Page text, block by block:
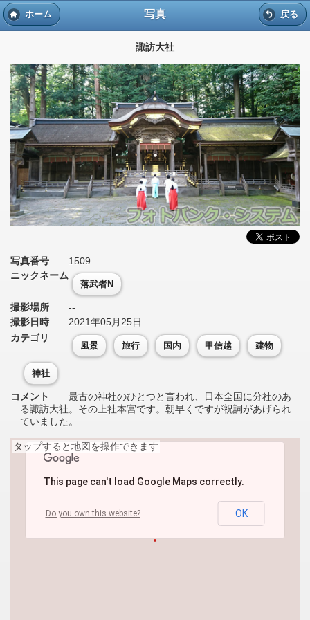
ホーム 写真 戻る
諏訪大社
写真番号
1509
ニックネーム
落武者N
撮影場所
--
撮影日時
2021年05月25日
カテゴリ
風景 旅行 国内 甲信越 建物
神社
コメント
最古の神社のひとつと言われ、日本全国に分社のあ
る諏訪大社。その上社本宮です。朝早くですが祝詞があげられ
ていました。